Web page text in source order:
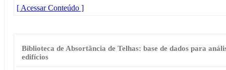
[ Acessar Conteúdo ]
Biblioteca de Absortância de Telhas: base de dados para
edifícios